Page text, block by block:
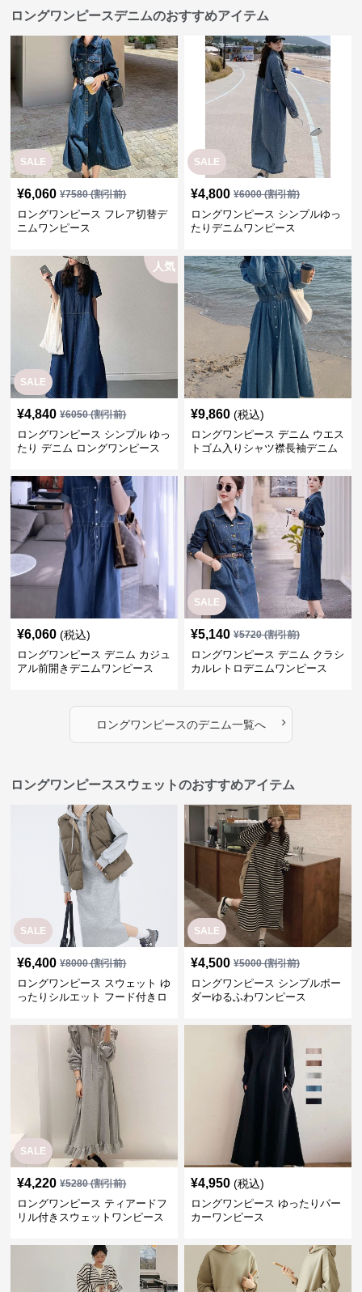
ロングワンピースデニムのおすすめアイテム
SALE
¥6,060 ¥7580(割引前)
ロングワンピース フレア切替デ
ニムワンピース
SALE
¥4,800 ¥6000(割引前)
ロングワンピース シンプルゆっ
たりデニムワンピース
SALE
人気
¥4,840 ¥6050(割引前)
ロングワンピース シンプル ゆっ
たり デニム ロングワンピース
¥9,860 (税込)
ロングワンピース デニム ウエス
トゴム入りシャツ襟長袖デニム
¥6,060 (税込)
ロングワンピース デニム カジュ
アル前開きデニムワンピース
SALE
¥5,140 ¥5720(割引前)
ロングワンピース デニム クラシ
カルレトロデニムワンピース
ロングワンピースのデニム一覧へ ›
ロングワンピーススウェットのおすすめアイテム
SALE
¥6,400 ¥8000(割引前)
ロングワンピース スウェット ゆ
ったりシルエット フード付きロ
SALE
¥4,500 ¥5000(割引前)
ロングワンピース シンプルボー
ダーゆるふわワンピース
SALE
¥4,220 ¥5280(割引前)
ロングワンピース ティアードフ
リル付きスウェットワンピース
¥4,950 (税込)
ロングワンピース ゆったりパー
カーワンピース